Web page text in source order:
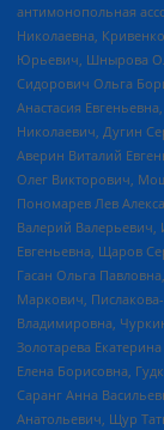
антимонопольная
Николаевна,
Юрьевич, Шнырова
Сидорович Ольга
Анастасия
Николаевич, Дугин
Аверин Виталий
Олег Викторович,
Пономарев Лев
Валерий
Евгеньевна, Щаров
Гасан Ольга
Маркович,
Владимировна,
Золотарева
Елена Борисовна,
Саранг Анна
Анатольевич, Щур